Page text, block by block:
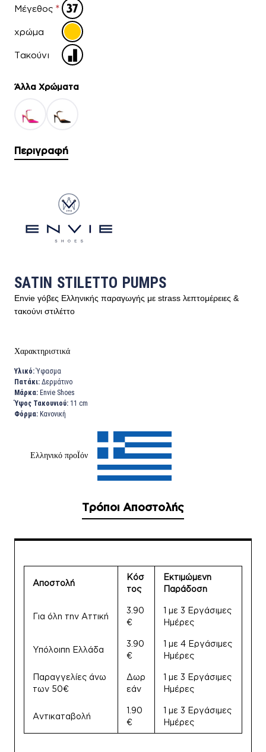
Μέγεθος
χρώμα
Τακούνι
Άλλα Xρώματα
Περιγραφή
SATIN STILETTO PUMPS
Envie γόβες Ελληνικής παραγωγής με strass λεπτομέρειες &
τακούνι στιλέττο
Χαρακτηριστικά
Υλικό:Ύφασμα
Πατάκι: Δερμάτινο
Μάρκα: Envie Shoes
Ύψος Τακουνιού: 11 cm
Φόρμα: Κανονική
Ελληνικό προΪόν
Τρόποι Αποστολής
Αποστολή
Κόσ
τος
Εκτιμώμενη
Παράδοση
Για όλη την Αττική
3.90
€
1 με 3 Εργάσιμες
Ημέρες
Υπόλοιπη Ελλάδα
3.90
€
1 με 4 Εργάσιμες
Ημέρες
Παραγγελίες άνω
των 50€
Δωρ
εάν
1 με 3 Εργάσιμες
Ημέρες
Αντικαταβολή
1.90
€
1 με 3 Εργάσιμες
Ημέρες